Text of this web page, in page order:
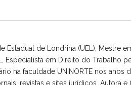
Estadual de Londrina (UEL), Mestre
Especialista em Direito do Trabalho
na faculdade UNINORTE nos anos
revistas e sites jurídicos, Autora e